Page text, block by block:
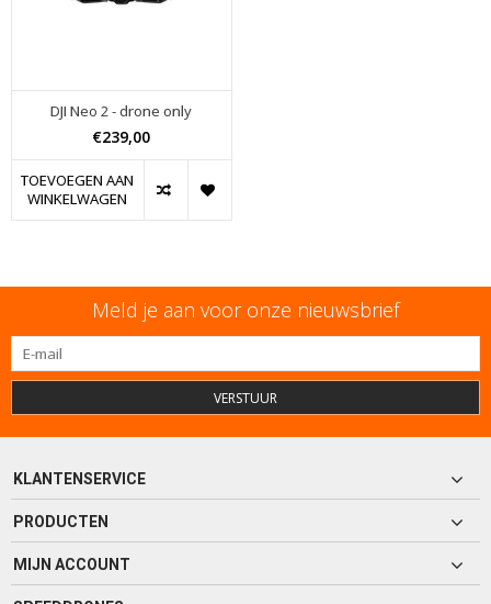
DJI Neo 2 - drone only
€239,00
TOEVOEGEN AAN
WINKELWAGEN
Meld je aan voor onze nieuwsbrief
VERSTUUR
KLANTENSERVICE
PRODUCTEN
MIJN ACCOUNT